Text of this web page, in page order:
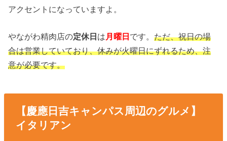
アクセントになっていますよ。
やながわ精肉店の定休日は 月曜日です。ただ、祝日の場
合は営業していており、休みが火曜日にずれるため、注
意が必要です。
【慶應日吉キャンパス周辺のグルメ】
イタリアン